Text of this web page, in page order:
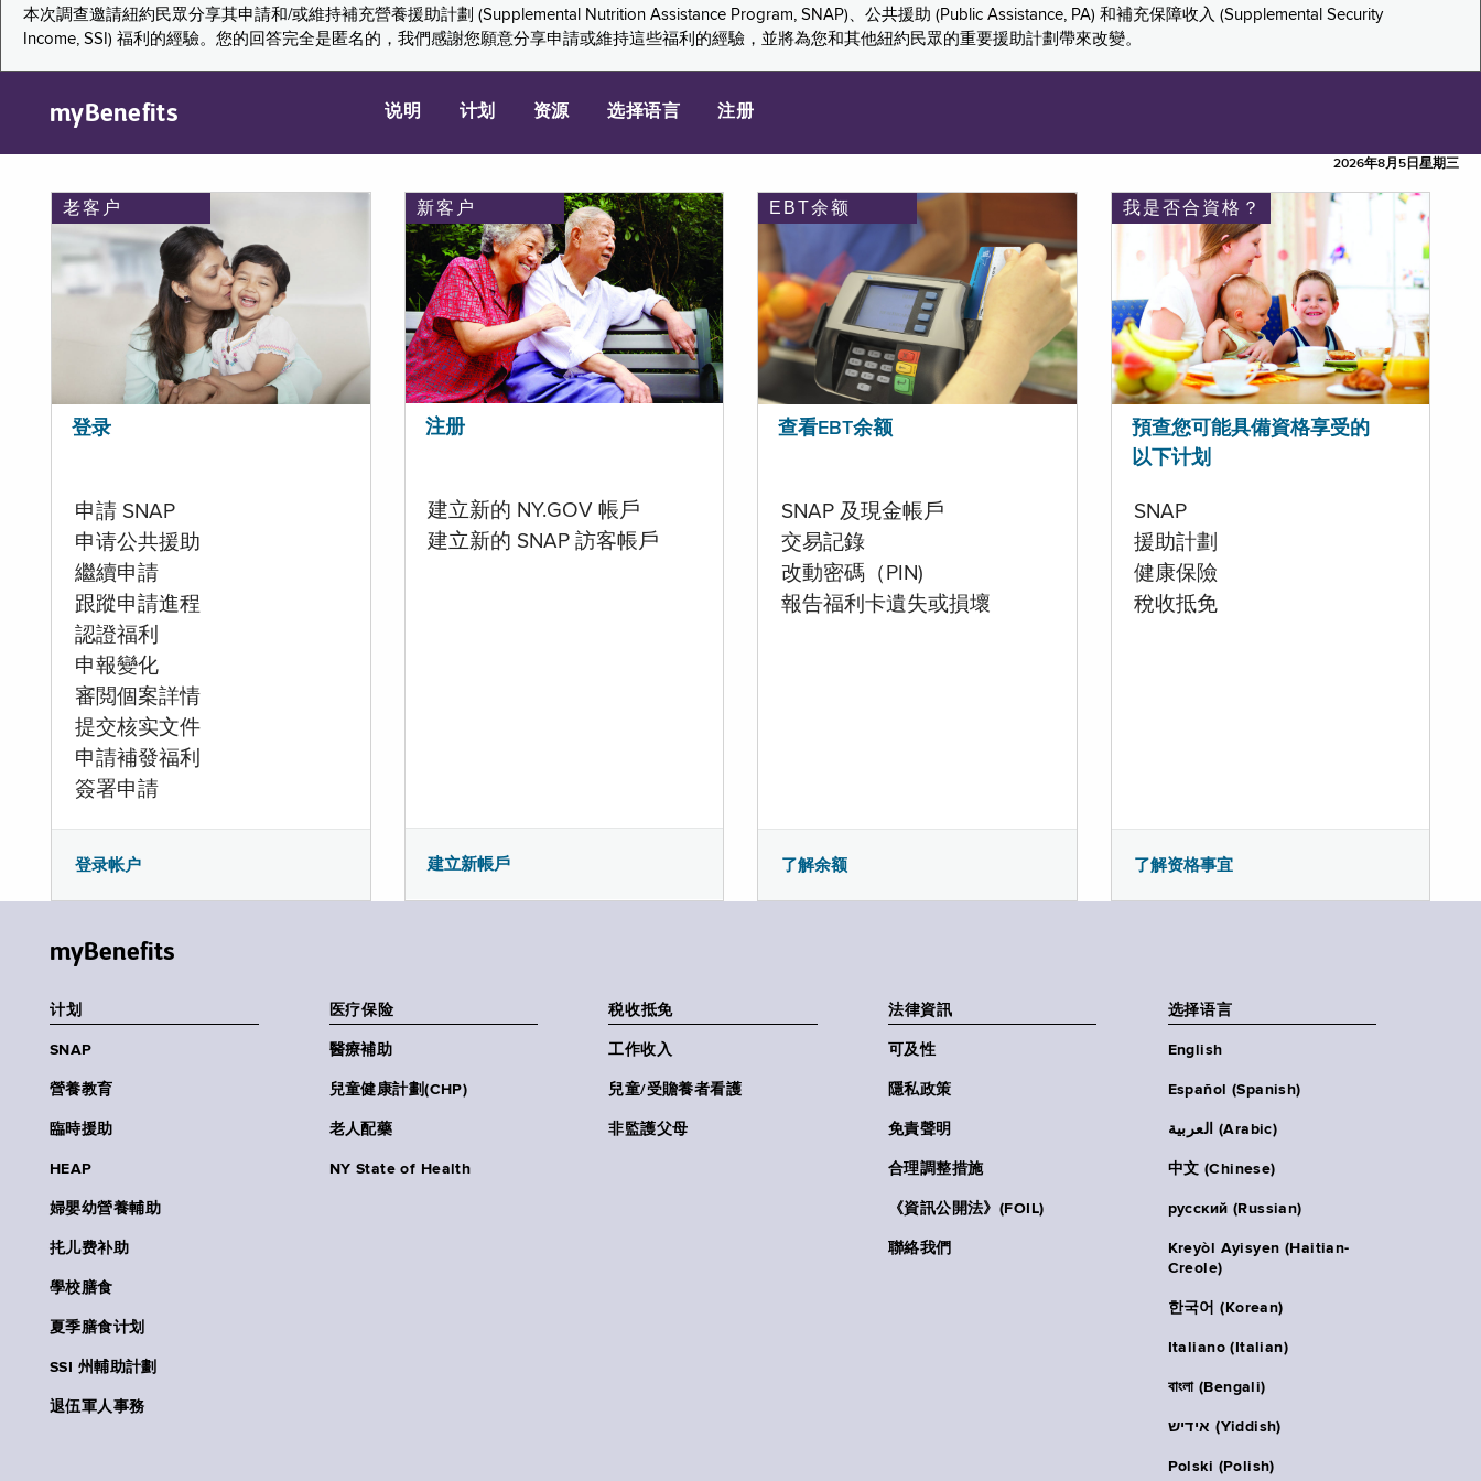
本次調查邀請紐約民眾分享其申請和/或維持補充營養援助計劃 (Supplemental Nutrition Assistance Program, SNAP)、公共援助 (Public Assistance, PA) 和補充保障收入 (Supplemental Security
Income, SSI) 福利的經驗。您的回答完全是匿名的，我們感謝您願意分享申請或維持這些福利的經驗，並將為您和其他紐約民眾的重要援助計劃帶來改變。
myBenefits 说明 计划 资源 选择语言 注册
2026年8月5日星期三
老客户
登录
申請 SNAP
申请公共援助
繼續申請
跟蹤申請進程
認證福利
申報變化
審閲個案詳情
提交核实文件
申請補發福利
簽署申請
登录帐户
新客户
注册
建立新的 NY.GOV 帳戶
建立新的 SNAP 訪客帳戶
建立新帳戶
EBT余额
查看EBT余额
SNAP 及現金帳戶
交易記錄
改動密碼（PIN)
報告福利卡遺失或損壞
了解余额
我是否合資格？
預查您可能具備資格享受的
以下计划
SNAP
援助計劃
健康保險
稅收抵免
了解资格事宜
myBenefits
计划
SNAP
營養教育
臨時援助
HEAP
婦嬰幼營養輔助
扥儿费补助
學校膳食
夏季膳食计划
SSI 州輔助計劃
退伍軍人事務
医疗保险
醫療補助
兒童健康計劃(CHP)
老人配藥
NY State of Health
税收抵免
工作收入
兒童/受贍養者看護
非監護父母
法律資訊
可及性
隱私政策
免責聲明
合理調整措施
《資訊公開法》(FOIL)
聯絡我們
选择语言
English
Español (Spanish)
العربية (Arabic)
中文 (Chinese)
русский (Russian)
Kreyòl Ayisyen (Haitian-
Creole)
한국어 (Korean)
Italiano (Italian)
বাংলা (Bengali)
אידיש (Yiddish)
Polski (Polish)